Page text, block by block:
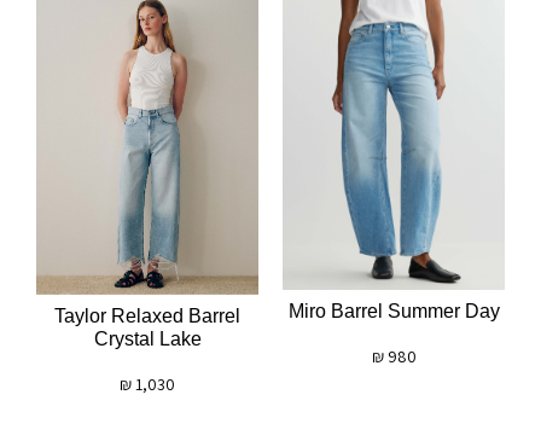
Miro Barrel Summer Day
980
₪
Taylor Relaxed Barrel
Crystal Lake
1,030
₪